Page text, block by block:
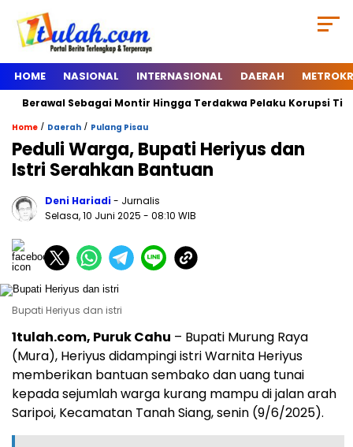
HOME NASIONAL INTERNASIONAL DAERAH
Berawal Sebagai Montir Hingga Terdakwa Pelaku Korupsi
Home / Daerah / Pulang Pisau
Peduli Warga, Bupati Heriyus dan
Istri Serahkan Bantuan
Deni Hariadi- Jurnalis
Selasa, 10 Juni 2025 - 08:10 WIB
Bupati Heriyus dan istri
1tulah.com, Puruk Cahu – Bupati Murung Raya
(Mura), Heriyus didampingi istri Warnita Heriyus
memberikan bantuan sembako dan uang tunai
kepada sejumlah warga kurang mampu di jalan arah
Saripoi, Kecamatan Tanah Siang, senin (9/6/2025).